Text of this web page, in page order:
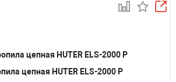
цепная HUTER ELS-2000 P